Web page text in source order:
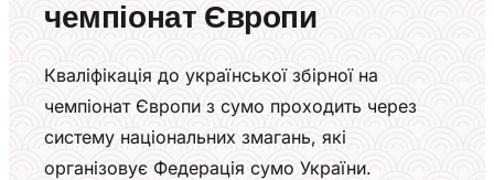
чемпіонат Європи
Кваліфікація до української збірної на
чемпіонат Європи з сумо проходить через
систему національних змагань, які
організовує Федерація сумо України.